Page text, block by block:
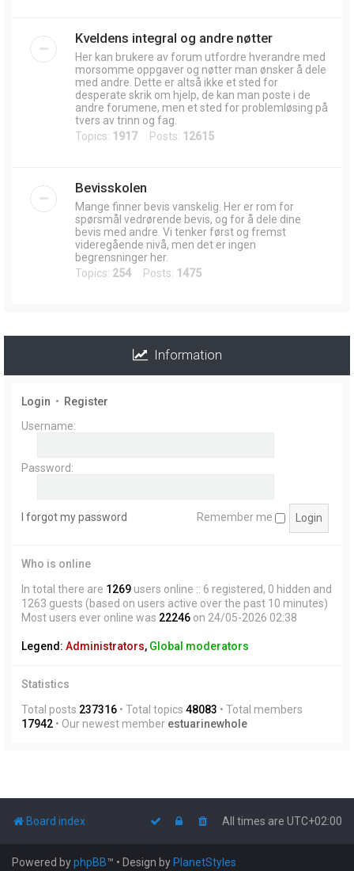
Kveldens integral og andre nøtter
Her kan brukere av forum utfordre hverandre med
morsomme oppgaver og nøtter man ønsker å dele
med andre. Dette er altså ikke et sted for
desperate skrik om hjelp, de kan man poste i de
andre forumene, men et sted for problemløsing på
tvers av trinn og fag.
Topics: 1917Posts: 12615
Bevisskolen
Mange finner bevis vanskelig. Her er rom for
spørsmål vedrørende bevis, og for å dele dine
bevis med andre. Vi tenker først og fremst
videregående nivå, men det er ingen
begrensninger her.
Topics: 254 Posts: 1475
Information
Login • Register
Username:
Password:
I forgot my password Remember me
Who is online
In total there are 1269 users online :: 6 registered, 0 hidden and
1263 guests (based on users active over the past 10 minutes)
Most users ever online was 22246 on 24/05-2026 02:38
Legend: Administrators, Global moderators
Statistics
Total posts 237316 • Total topics 48083 • Total members
17942 • Our newest member estuarinewhole
Board index All times are UTC+02:00
Powered byphpBB™ • Design by PlanetStyles